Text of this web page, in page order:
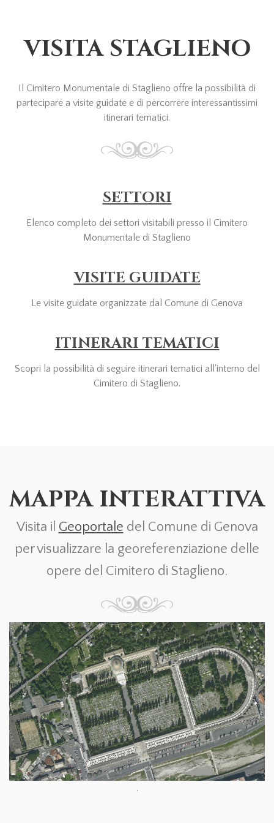
VISITA STAGLIENO
Il Cimitero Monumentale di Staglieno offre la possibilità di
partecipare a visite guidate e di percorrere interessantissimi
itinerari tematici.
SETTORI
Elenco completo dei settori visitabili presso il Cimitero
Monumentale di Staglieno
VISITE GUIDATE
Le visite guidate organizzate dal Comune di Genova
ITINERARI TEMATICI
Scopri la possibilità di seguire itinerari tematici all'interno del
Cimitero di Staglieno.
MAPPA INTERATTIVA
Visita il Geoportale del Comune di Genova
per visualizzare la georeferenziazione delle
opere del Cimitero di Staglieno.
.